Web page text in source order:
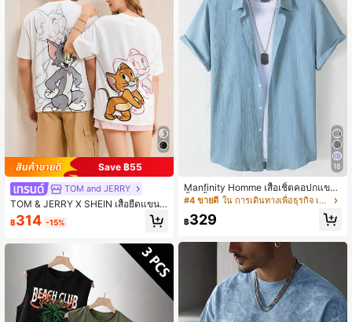
4.81 53K ผู้ติดตาม
4.81 53K ผู้ติดตาม
Save ฿55
TOM and JERRY
TOM & JERRY X SHEIN เสื้อยืดแขนสั้
นคอกลมลายการ์ตูนลำลองสำหรับผู้ชา
ย, ฤดูร้อน
฿314 -15%
18
Manfinity Homme เสื้อเชิ้ตคอปกแขน
สั้นสีพื้นธรรมดาสำหรับผู้ชาย สำหรับใส่
#4 ขายดี ใน การเดินทางเพื่อธุรกิจ เสื้อเชิ้ตผู้ชาย
฿329